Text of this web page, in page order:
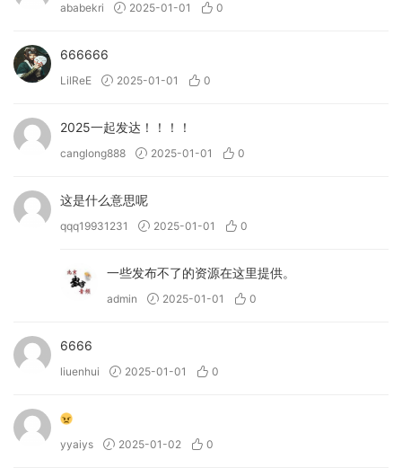
ababekri 2025-01-01 0
666666
LilReE 2025-01-01 0
2025一起发达！！！！
canglong888 2025-01-01 0
这是什么意思呢
qqq19931231 2025-01-01 0
一些发布不了的资源在这里提供。
admin 2025-01-01 0
6666
liuenhui 2025-01-01 0
yyaiys 2025-01-02 0